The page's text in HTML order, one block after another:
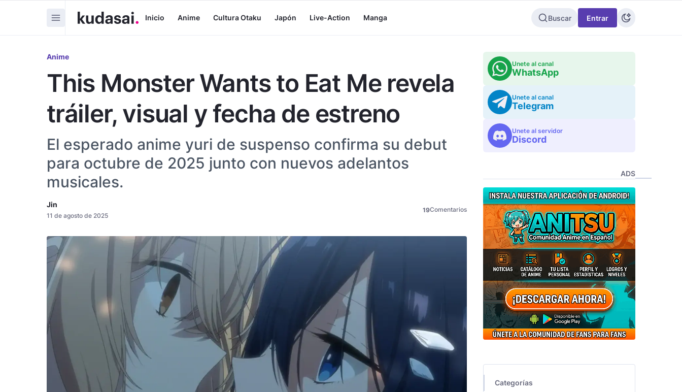
Inicio Anime Cultura Otaku Japón Live-Action Manga Buscar Entrar
Anime
This Monster Wants to Eat Me revela
tráiler, visual y fecha de estreno
El esperado anime yuri de suspenso confirma su debut
para octubre de 2025 junto con nuevos adelantos
musicales.
Jin
11 de agosto de 2025
19Comentarios
Unete al canal
WhatsApp
Unete al canal
Telegram
Unete al servidor
Discord
ADS
Categorías